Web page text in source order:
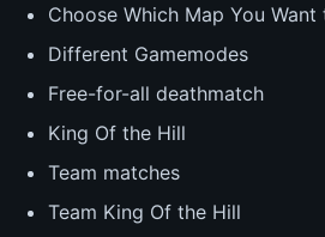
Choose Which Map You Want
Different Gamemodes
Free-for-all deathmatch
King Of the Hill
Team matches
Team King Of the Hill